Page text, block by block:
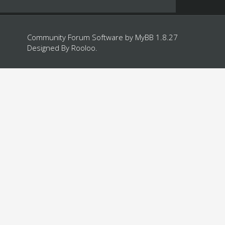
Community Forum Software by MyBB 1.8.27
Designed By Rooloo.